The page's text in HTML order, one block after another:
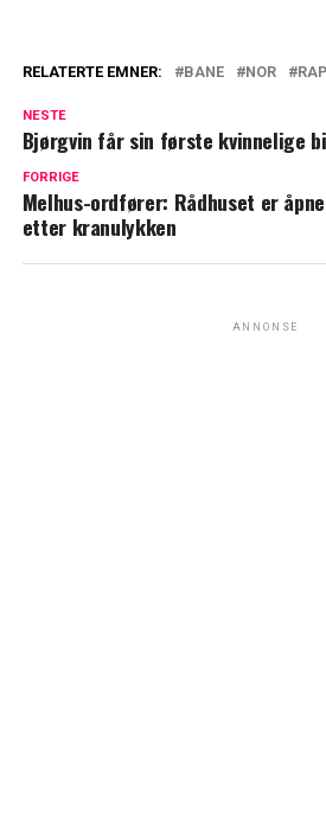
RELATERTE EMNER: BANE NOR
NESTE
Bjørgvin får sin første kvinnelige
FORRIGE
Melhus-ordfører: Rådhuset er
etter kranulykken
ANNONSE